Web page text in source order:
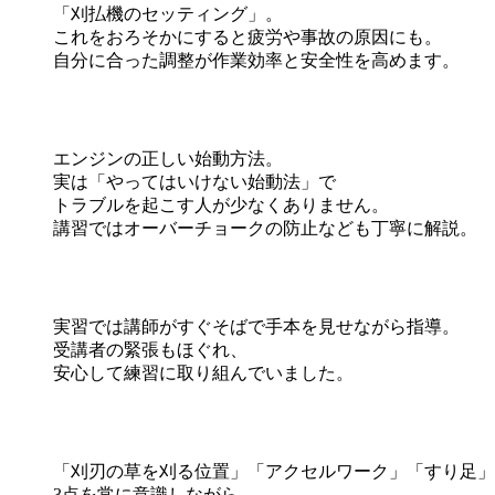
「刈払機のセッティング」。
これをおろそかにすると疲労や事故の原因にも。
自分に合った調整が作業効率と安全性を高めます。
エンジンの正しい始動方法。
実は「やってはいけない始動法」で
トラブルを起こす人が少なくありません。
講習ではオーバーチョークの防止なども丁寧に解説。
実習では講師がすぐそばで手本を見せながら指導。
受講者の緊張もほぐれ、
安心して練習に取り組んでいました。
「刈刃の草を刈る位置」「アクセルワーク」「すり足